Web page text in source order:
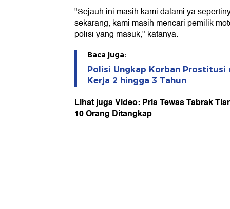
"Sejauh ini masih kami dalami ya
sekarang, kami masih mencari pemilik
polisi yang masuk," katanya.
Baca juga:
Polisi Ungkap Korban Prostitusi
Kerja 2 hingga 3 Tahun
Lihat juga Video: Pria Tewas Tabrak
10 Orang Ditangkap